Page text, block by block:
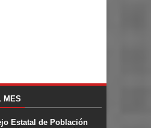
MES
Estatal de Población